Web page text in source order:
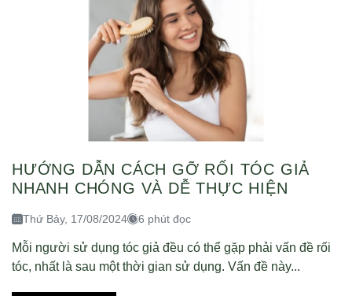
HƯỚNG DẪN CÁCH GỠ RỐI TÓC GIẢ
NHANH CHÓNG VÀ DỄ THỰC HIỆN
Thứ Bảy, 17/08/2024 6 phút đọc
Mỗi người sử dụng tóc giả đều có thể gặp phải vấn đề rối
tóc, nhất là sau một thời gian sử dụng. Vấn đề này...